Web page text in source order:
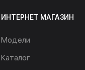
ИНТЕРНЕТ МАГАЗИН
Модели
Каталог